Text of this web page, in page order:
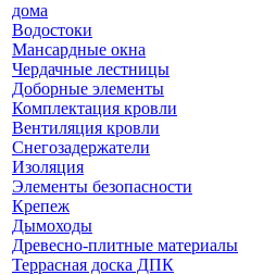
дома
Водостоки
Мансардные окна
Чердачные лестницы
Доборные элементы
Комплектация кровли
Вентиляция кровли
Снегозадержатели
Изоляция
Элементы безопасности
Крепеж
Дымоходы
Древесно-плитные материалы
Террасная доска ДПК